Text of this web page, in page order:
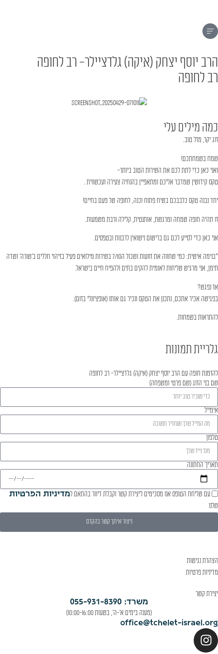
הרב יוסף יצחק (איקה) גלדציילר- רב לחופה
רב לחופה
כמה מילים עלי
זוג יקר, מזל טוב.
שמח בשמחתכם!
ואני כאן כדי לתת לכם את השירות הטוב ביותר-
טקס קידושין שמדבר אליכם ומתאפיין בהנחיה צעירה ועכשווית .
יחד נבנה טקס כלבבכם בשיח פתוח וכנה, לחופה של פעם בחיים!
זו תהיה חופה שמחה ומרגשת, אותנטית, קלילה ורבת משמעות.
אני כאן כדי לסייע לכם גם ברישום נישואין לרבנות ובטפסים.
*בנימה אישית: כמי שחווה את זוועות ושכול ה7/10 בשירות מילואים פעיל בזיהוי חללים ב'שורה' ושדה
תימן, אני מרגיש שליחות לאומית להקים בתים ולהפיח חיים בישראל.
אז נפגש?
בפגישה אכיר אתכם, נתכנן את הטקס ונכיר גם אותו (אופציונלי בזום).
להתראות בשמחות.
גלריית תמונות
להזמנת חופה עם הרב יוסף יצחק (איקה) גלדציילר- רב לחופה
שם בני הזוג (שם פרטי ומשפחה)
אימייל
טלפון
תאריך החתונה
עם שליחת הטופס אנו מסכימים ליצירת קשר וקבלת דיוור בהתאם למדיניות הפרטיות
שלנו
ניצור איתך קשר בהקדם
הצהרת נגישות
מדיניות פרטיות
יצירת קשר
משרד: 055-931-8390
(מענה בימים א'-ה', בשעות 10:00-16:00)
office@tchelet-israel.org